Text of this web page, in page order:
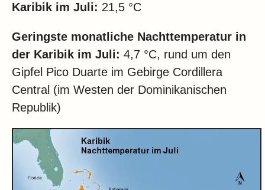
Karibik im Juli: 21,5 °C
Geringste monatliche Nachttemperatur in
der Karibik im Juli: 4,7 °C, rund um den
Gipfel Pico Duarte im Gebirge Cordillera
Central (im Westen der Dominikanischen
Republik)